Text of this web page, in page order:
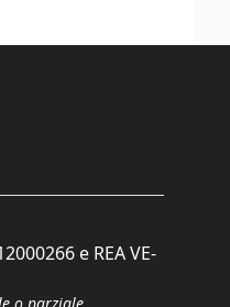
e REA VE-
o parziale.